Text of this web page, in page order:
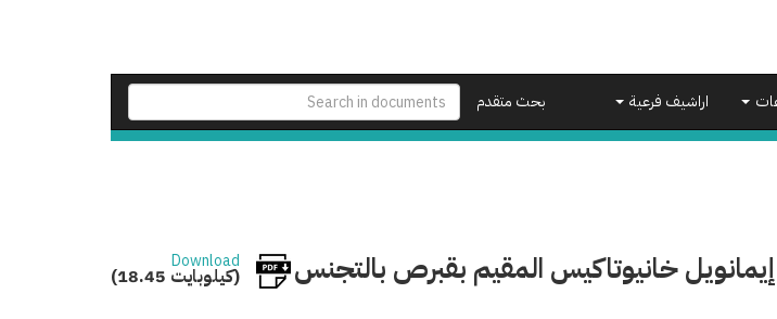
بحث متقدم
اراشيف فرعية
خانيوتاكيس المقيم بقبرص بالتجنس Download
(18.45 كيلوبايت)